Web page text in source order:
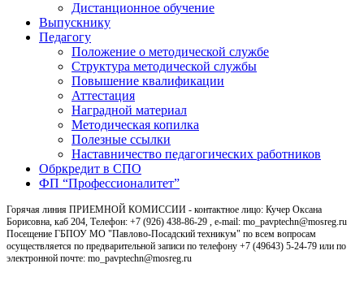
Дистанционное обучение
Выпускнику
Педагогу
Положение о методической службе
Структура методической службы
Повышение квалификации
Аттестация
Наградной материал
Методическая копилка
Полезные ссылки
Наставничество педагогических работников
Обркредит в СПО
ФП “Профессионалитет”
Горячая линия ПРИЕМНОЙ КОМИССИИ - контактное лицо: Кучер Оксана
Борисовна, каб 204, Телефон: +7 (926) 438-86-29 , e-mail: mo_pavptechn@mosreg.ru
Посещение ГБПОУ МО "Павлово-Посадский техникум" по всем вопросам
осуществляется по предварительной записи по телефону +7 (49643) 5-24-79 или по
электронной почте: mo_pavptechn@mosreg.ru